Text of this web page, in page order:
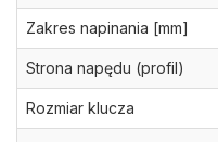
Zakres napinania [mm]
Strona napędu (profil)
Rozmiar klucza